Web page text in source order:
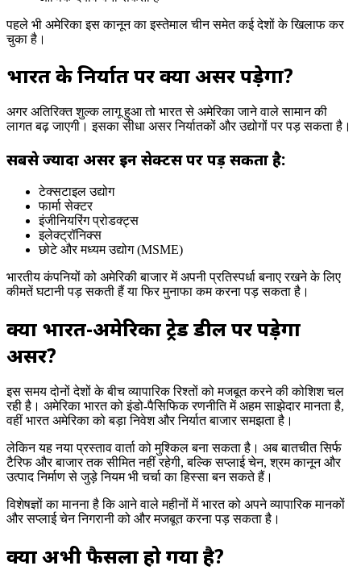
पहले भी अमेरिका इस कानून का इस्तेमाल चीन समेत कई देशों के खिलाफ कर
चुका है।
भारत के निर्यात पर क्या असर पड़ेगा?
अगर अतिरिक्त शुल्क लागू हुआ तो भारत से अमेरिका जाने वाले सामान की
लागत बढ़ जाएगी। इसका सीधा असर निर्यातकों और उद्योगों पर पड़ सकता है।
सबसे ज्यादा असर इन सेक्टर्स पर पड़ सकता है:
टेक्सटाइल उद्योग
फार्मा सेक्टर
इंजीनियरिंग प्रोडक्ट्स
इलेक्ट्रॉनिक्स
छोटे और मध्यम उद्योग (MSME)
भारतीय कंपनियों को अमेरिकी बाजार में अपनी प्रतिस्पर्धा बनाए रखने के लिए
कीमतें घटानी पड़ सकती हैं या फिर मुनाफा कम करना पड़ सकता है।
क्या भारत-अमेरिका ट्रेड डील पर पड़ेगा
असर?
इस समय दोनों देशों के बीच व्यापारिक रिश्तों को मजबूत करने की कोशिश चल
रही है। अमेरिका भारत को इंडो-पैसिफिक रणनीति में अहम साझेदार मानता है,
वहीं भारत अमेरिका को बड़ा निवेश और निर्यात बाजार समझता है।
लेकिन यह नया प्रस्ताव वार्ता को मुश्किल बना सकता है। अब बातचीत सिर्फ
टैरिफ और बाजार तक सीमित नहीं रहेगी, बल्कि सप्लाई चेन, श्रम कानून और
उत्पाद निर्माण से जुड़े नियम भी चर्चा का हिस्सा बन सकते हैं।
विशेषज्ञों का मानना है कि आने वाले महीनों में भारत को अपने व्यापारिक मानकों
और सप्लाई चेन निगरानी को और मजबूत करना पड़ सकता है।
क्या अभी फैसला हो गया है?